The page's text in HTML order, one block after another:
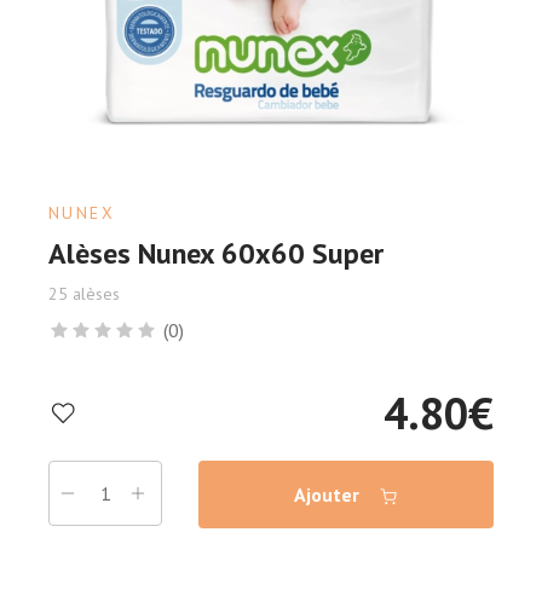
NUNEX
Alèses Nunex 60x60 Super
25 alèses
(0)
4.80€
Ajouter